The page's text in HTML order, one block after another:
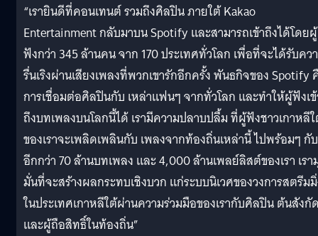
“เรายินดีที่คอนเทนต์ รวมถึงศิลปิน ภายใต้ Kakao
Entertainment กลับมาบน Spotify และสามารถเข้าถึงได้โดยผู้
ฟังกว่า 345 ล้านคน จาก 170 ประเทศทั่วโลก เพื่อที่จะได้รับคว
รื่นเริงผ่านเสียงเพลงที่พวกเขารักอีกครั้ง พันธกิจของ Spotify
การเชื่อมต่อศิลปินกับ เหล่าแฟนๆ จากทั่วโลก และทำให้ผู้ฟังเ
ถึงบทเพลงบนโลกนี้ได้ เรามีความปลาบปลื้ม ที่ผู้ฟังชาวเกาหลี
ของเราจะเพลิดเพลินกับ เพลงจากท้องถิ่นเหล่านี้ ไปพร้อมๆ กับ
อีกกว่า 70 ล้านบทเพลง และ 4,000 ล้านเพลย์ลิสต์ของเรา เรา
มั่นที่จะสร้างผลกระทบเชิงบวก แก่ระบบนิเวศของวงการสตรีม
ในประเทศเกาหลีใต้ผ่านความร่วมมือของเรากับศิลปิน ต้นสังกั
และผู้ถือสิทธิ์ในท้องถิ่น”